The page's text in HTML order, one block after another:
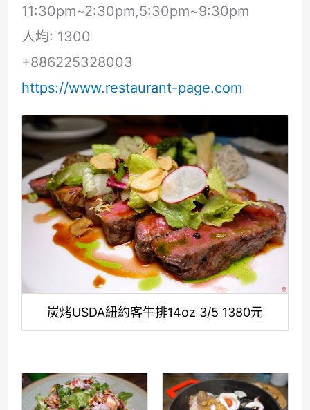
11:30pm~2:30pm,5:30pm~9:30pm
人均: 1300
+886225328003
https://www.restaurant-page.com
炭烤USDA紐約客牛排14oz 3/5 1380元